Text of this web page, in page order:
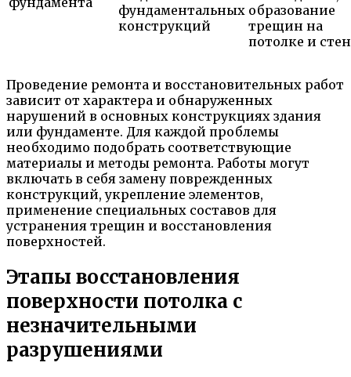
фундаментальных
конструкций
образование
трещин на
потолке и
Проведение ремонта и восстановительных работ
зависит от характера и обнаруженных
нарушений в основных конструкциях здания
или фундаменте. Для каждой проблемы
необходимо подобрать соответствующие
материалы и методы ремонта. Работы могут
включать в себя замену поврежденных
конструкций, укрепление элементов,
применение специальных составов для
устранения трещин и восстановления
поверхностей.
Этапы восстановления
поверхности потолка с
незначительными
разрушениями